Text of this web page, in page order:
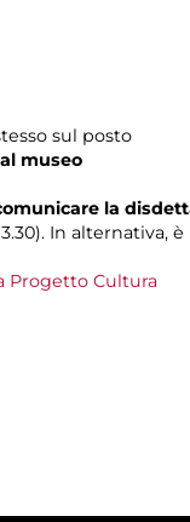
sul posto
museo
la
In alternativa,
Progetto Cultura